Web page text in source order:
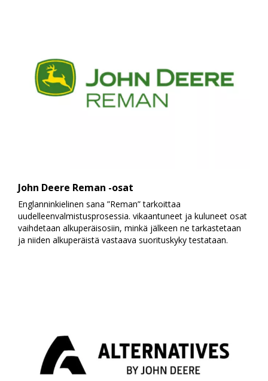
John Deere Reman -osat
Englanninkielinen sana ”Reman” tarkoittaa
uudelleenvalmistusprosessia. vikaantuneet ja kuluneet osat
vaihdetaan alkuperäisosiin, minkä jälkeen ne tarkastetaan
ja niiden alkuperäistä vastaava suorituskyky testataan.